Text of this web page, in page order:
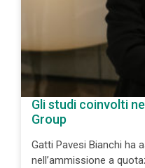
Gli studi coinvolti
Group
Gatti Pavesi Bianchi ha
nell’ammissione a